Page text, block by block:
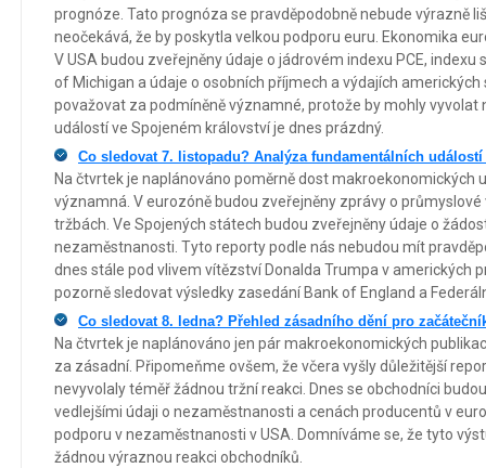
prognóze. Tato prognóza se pravděpodobně nebude výrazně
neočekává, že by poskytla velkou podporu euru. Ekonomika
V USA budou zveřejněny údaje o jádrovém indexu PCE,
of Michigan a údaje o osobních příjmech a výdajích
považovat za podmíněně významné, protože by mohly vyvolat
událostí ve Spojeném království je dnes prázdný.
Co sledovat 7. listopadu? Analýza fundamentálních
Na čtvrtek je naplánováno poměrně dost makroekonomických
významná. V eurozóně budou zveřejněny zprávy o
tržbách. Ve Spojených státech budou zveřejněny údaje o
nezaměstnanosti. Tyto reporty podle nás nebudou mít
dnes stále pod vlivem vítězství Donalda Trumpa v amerických
pozorně sledovat výsledky zasedání Bank of England a
Co sledovat 8. ledna? Přehled zásadního dění pro
Na čtvrtek je naplánováno jen pár makroekonomických
za zásadní. Připomeňme ovšem, že včera vyšly důležitější
nevyvolaly téměř žádnou tržní reakci. Dnes se obchodníci
vedlejšími údaji o nezaměstnanosti a cenách producentů v
podporu v nezaměstnanosti v USA. Domníváme se, že tyto
žádnou výraznou reakci obchodníků.